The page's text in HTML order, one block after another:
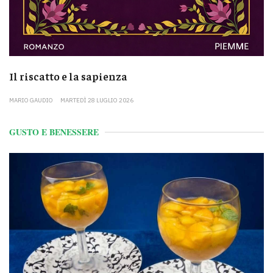
Il riscatto e la sapienza
MARIO GAUDIO MARTEDÌ 28 LUGLIO 2026
GUSTO E BENESSERE